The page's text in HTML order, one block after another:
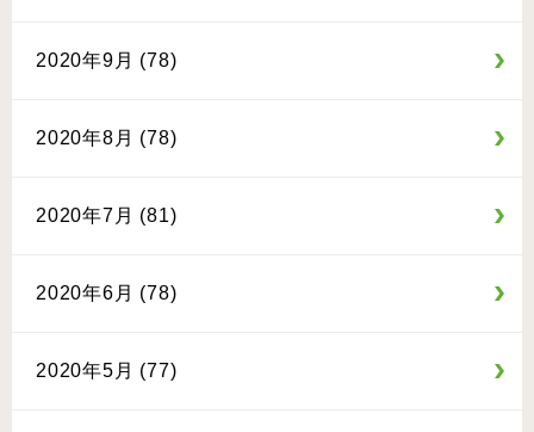
2020年9月 (78)
2020年8月 (78)
2020年7月 (81)
2020年6月 (78)
2020年5月 (77)